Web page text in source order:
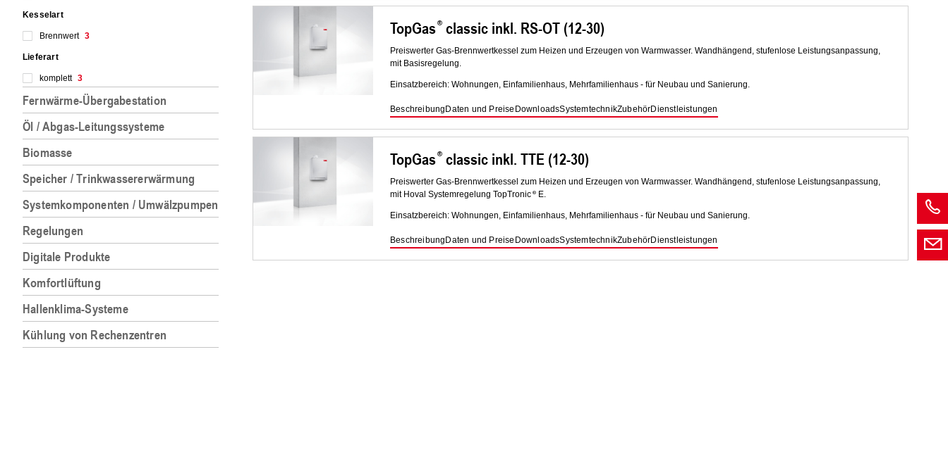
Kesselart
Brennwert 3
Lieferart
komplett 3
Fernwärme-Übergabestation
Öl / Abgas-Leitungssysteme
Biomasse
Speicher / Trinkwassererwärmung
Systemkomponenten / Umwälzpumpen
Regelungen
Digitale Produkte
Komfortlüftung
Hallenklima-Systeme
Kühlung von Rechenzentren
TopGas classic inkl. RS-OT (12-30)
Preiswerter Gas-Brennwertkessel zum Heizen und Erzeugen von Warmwasser. Wandhängend, stufenlose Leistungsanpassung,
mit Basisregelung.
Einsatzbereich: Wohnungen, Einfamilienhaus, Mehrfamilienhaus - für Neubau und Sanierung.
Beschreibung Daten und Preise DownloadsSystemtechnikZubehörDienstleistungen
TopGas classic inkl. TTE (12-30)
Preiswerter Gas-Brennwertkessel zum Heizen und Erzeugen von Warmwasser. Wandhängend, stufenlose Leistungsanpassung,
mit Hoval Systemregelung TopTronic
E.
Einsatzbereich: Wohnungen, Einfamilienhaus, Mehrfamilienhaus - für Neubau und Sanierung.
Beschreibung Daten und Preise DownloadsSystemtechnikZubehörDienstleistungen